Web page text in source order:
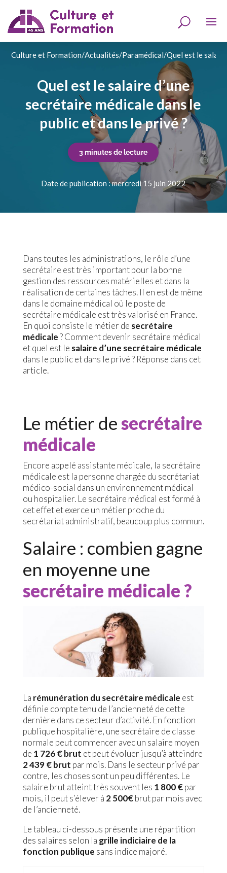
Culture et Formation/Actualités/Paramédical/Quel est le
Quel est le salaire d’une
secrétaire médicale dans le
public et dans le privé ?
3 minutes de lecture
Date de publication : mercredi 15 juin 2022
Dans toutes les administrations, le rôle d’une
secrétaire est très important pour la bonne
gestion des ressources matérielles et dans la
réalisation de certaines tâches. Il en est de même
dans le domaine médical où le poste de
secrétaire médicale est très valorisé en France.
En quoi consiste le métier de secrétaire
médicale? Comment devenir secrétaire médical
et quel est le salaire d’une secrétaire médicale
dans le public et dans le privé ? Réponse dans cet
article.
Le métier desecrétaire
médicale
Encore appelé assistante médicale, la secrétaire
médicale est la personne chargée du secrétariat
médico-social dans un environnement médical
ou hospitalier. Le secrétaire médical est formé à
cet effet et exerce un métier proche du
secrétariat administratif, beaucoup plus commun.
Salaire : combien gagne
en moyenne une
secrétaire médicale ?
La rémunération du secrétaire médicale est
définie compte tenu de l’ancienneté de cette
dernière dans ce secteur d’activité. En fonction
publique hospitalière, une secrétaire de classe
normale peut commencer avec un salaire moyen
de 1 726 € brut et peut évoluer jusqu’à atteindre
2 439 € brut par mois. Dans le secteur privé par
contre, les choses sont un peu différentes. Le
salaire brut atteint très souvent les 1 800 €par
mois, il peut s’élever à 2 500€brut par mois avec
de l’ancienneté.
Le tableau ci-dessous présente une répartition
des salaires selon la grille indiciaire de la
fonction publique sans indice majoré.